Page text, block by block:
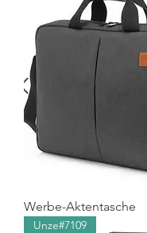
Werbe-Aktentasche
Unze#7109